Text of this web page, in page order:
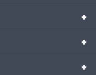
+
+
+